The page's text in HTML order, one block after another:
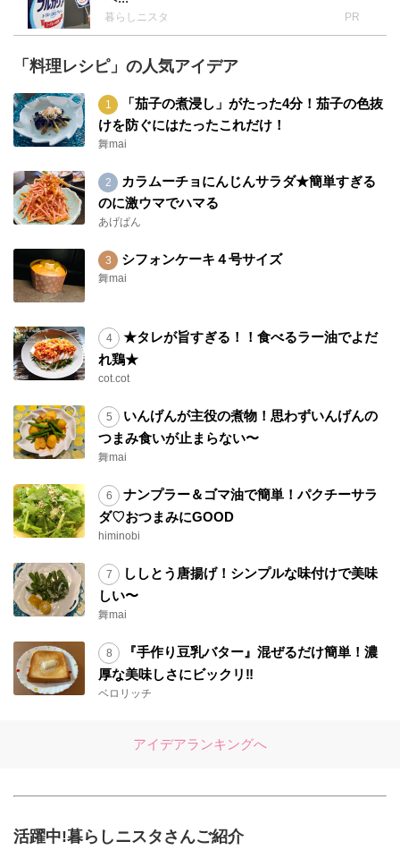
暮らしニスタ PR
「料理レシピ」の人気アイデア
「茄子の煮浸し」がたった4分！茄子の色抜
けを防ぐにはたったこれだけ！
舞mai
カラムーチョにんじんサラダ★簡単すぎる
のに激ウマでハマる
あげぱん
シフォンケーキ４号サイズ
舞mai
★タレが旨すぎる！！食べるラー油でよだ
れ鶏★
cot.cot
いんげんが主役の煮物！思わずいんげんの
つまみ食いが止まらない〜
舞mai
ナンプラー＆ゴマ油で簡単！パクチーサラ
ダ♡おつまみにGOOD
himinobi
ししとう唐揚げ！シンプルな味付けで美味
しい〜
舞mai
『手作り豆乳バター』混ぜるだけ簡単！濃
厚な美味しさにビックリ‼︎
ベロリッチ
アイデアランキングへ
活躍中!暮らしニスタさんご紹介